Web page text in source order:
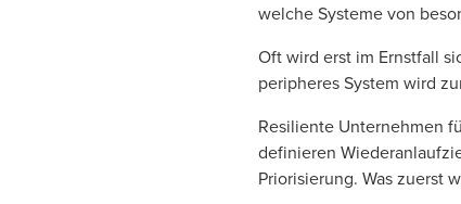
welche Systeme von
Oft wird erst im Ernstfall
peripheres System wird
Resiliente Unternehmen
definieren
Priorisierung. Was zuerst